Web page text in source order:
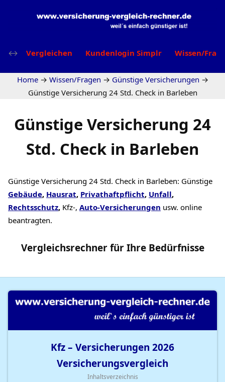
Vergleichen Kundenlogin Simplr Wissen/
Home → Wissen/Fragen → Günstige Versicherungen →
Günstige Versicherung 24 Std. Check in Barleben
Günstige Versicherung 24
Std. Check in Barleben
Günstige Versicherung 24 Std. Check in Barleben: Günstige
Gebäude, Hausrat, Privathaftpflicht, Unfall,
Rechtsschutz, Kfz-, Auto-Versicherungen usw. online
beantragten.
Vergleichsrechnerfür Ihre Bedürfnisse
Kfz – Versicherungen 2026
Versicherungsvergleich
Inhaltsverzeichnis